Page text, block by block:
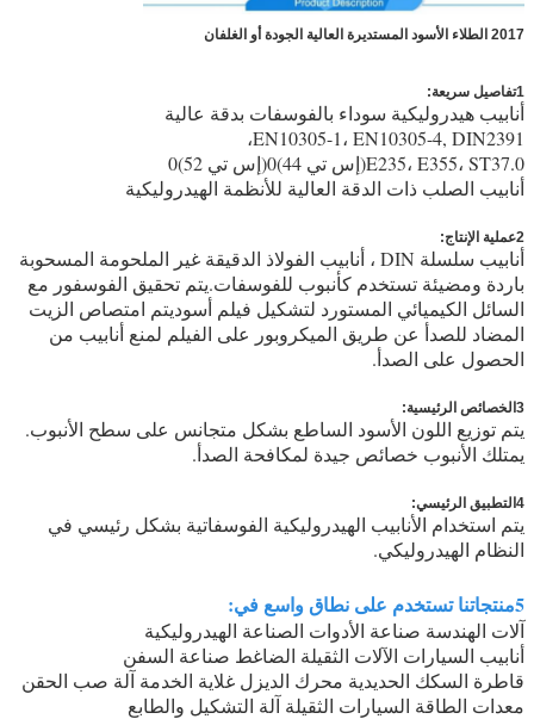
2017 الطلاء الأسود المستديرة العالية الجودة أو الغلفان
1تفاصيل سريعة:
أنابيب هيدروليكية سوداء بالفوسفات بدقة عالية
EN10305-1، EN10305-4, DIN2391،
E235، E355، ST37.0(إس تي 44)0(إس تي 52)0
أنابيب الصلب ذات الدقة العالية للأنظمة الهيدروليكية
2عملية الإنتاج:
أنابيب سلسلة DIN ، أنابيب الفولاذ الدقيقة غير الملحومة المسحوبة
باردة ومضيئة تستخدم كأنبوب للفوسفات.يتم تحقيق الفوسفور مع
السائل الكيميائي المستورد لتشكيل فيلم أسوديتم امتصاص الزيت
المضاد للصدأ عن طريق الميكروبور على الفيلم لمنع أنابيب من
الحصول على الصدأ.
3الخصائص الرئيسية:
يتم توزيع اللون الأسود الساطع بشكل متجانس على سطح الأنبوب.
يمتلك الأنبوب خصائص جيدة لمكافحة الصدأ.
4التطبيق الرئيسي:
يتم استخدام الأنابيب الهيدروليكية الفوسفاتية بشكل رئيسي في
النظام الهيدروليكي.
5منتجاتنا تستخدم على نطاق واسع في:
آلات الهندسة صناعة الأدوات الصناعة الهيدروليكية
أنابيب السيارات الآلات الثقيلة الضاغط صناعة السفن
قاطرة السكك الحديدية محرك الديزل غلاية الخدمة آلة صب الحقن
معدات الطاقة السيارات الثقيلة آلة التشكيل والطابع